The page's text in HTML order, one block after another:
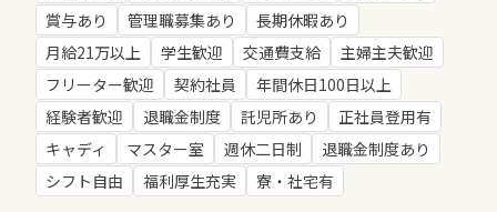
賞与あり
管理職募集あり
長期休暇あり
月給21万以上
学生歓迎 交通費支給
主婦主夫歓迎
フリーター歓迎
契約社員
年間休日100日以上
経験者歓迎
退職金制度 託児所あり
正社員登用有
キャディ
マスター室 週休二日制
退職金制度あり
シフト自由
福利厚生充実 寮・社宅有